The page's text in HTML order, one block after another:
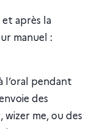
après la
manuel :
l’oral pendant
des
wizer me, ou des